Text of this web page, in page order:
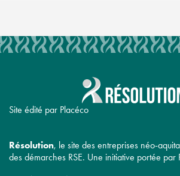
Site édité par Placéco
Résolution, le site des entreprises néo-
des démarches RSE. Une initiative portée par